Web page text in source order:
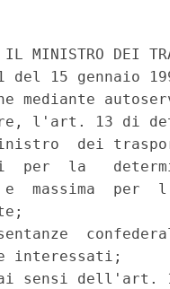
MINISTRO DEI
del 15 gennaio
mediante
l'art. 13 di
dei
per  la
e  massima
interessati;
sensi dell'art.